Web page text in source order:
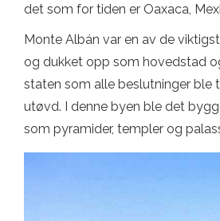
det som for tiden er Oaxaca,
Monte Albán var en av de
og dukket opp som hovedstad
staten som alle beslutninger ble
utøvd. I denne byen ble det
som pyramider, templer og